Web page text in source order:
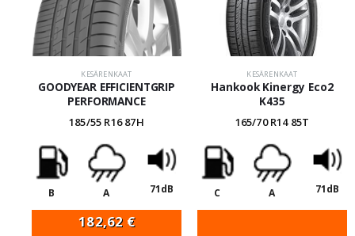
KESÄRENKAAT
GOODYEAR EFFICIENTGRIP
PERFORMANCE
185/55 R16 87H
B A 71dB
182,62 €
KESÄRENKAAT
Hankook Kinergy Eco2
K435
165/70 R14 85T
C A 71dB